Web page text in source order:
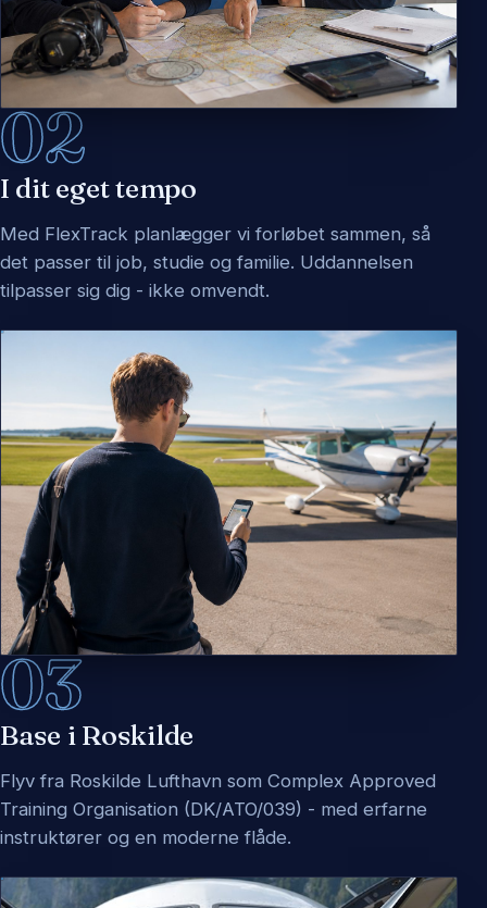
02
I dit eget tempo
Med FlexTrack planlægger vi forløbet sammen, så
det passer til job, studie og familie. Uddannelsen
tilpasser sig dig - ikke omvendt.
03
Base i Roskilde
Flyv fra Roskilde Lufthavn som Complex Approved
Training Organisation (DK/ATO/039) - med erfarne
instruktører og en moderne flåde.